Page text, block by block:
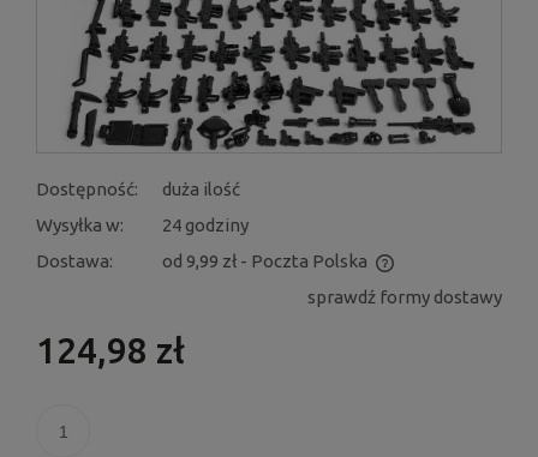
Dostępność:
duża ilość
Wysyłka w:
24 godziny
Dostawa:
od 9,99 zł - Poczta Polska
sprawdź formy dostawy
124,98 zł